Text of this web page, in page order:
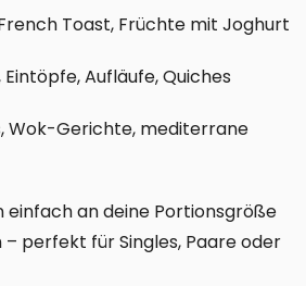
Toast, Früchte mit Joghurt
Eintöpfe, Aufläufe, Quiches
Wok-Gerichte, mediterrane
einfach an deine Portionsgröße
perfekt für Singles, Paare oder